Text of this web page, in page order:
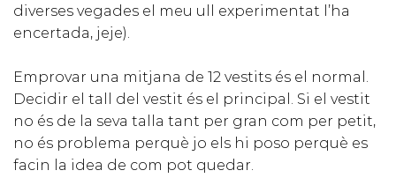
diverses vegades el meu ull experimentat l’ha
encertada, jeje).
Emprovar una mitjana de 12 vestits és el normal.
Decidir el tall del vestit és el principal. Si el vestit
no és de la seva talla tant per gran com per petit,
no és problema perquè jo els hi poso perquè es
facin la idea de com pot quedar.